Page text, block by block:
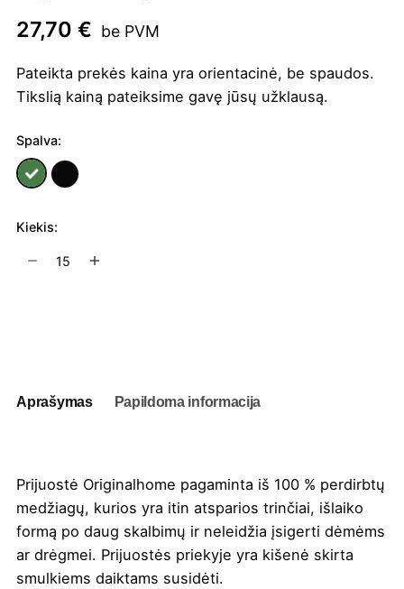
27,70€ be PVM
Pateikta prekės kaina yra orientacinė, be spaudos.
Tikslią kainą pateiksime gavę jūsų užklausą.
Spalva:
Kiekis:
produkto
Aprašymas Papildoma informacija
Prijuostė Originalhome pagaminta iš 100 % perdirbtų
medžiagų, kurios yra itin atsparios trinčiai, išlaiko
formą po daug skalbimų ir neleidžia įsigerti dėmėms
ar drėgmei. Prijuostės priekyje yra kišenė skirta
smulkiems daiktams susidėti.